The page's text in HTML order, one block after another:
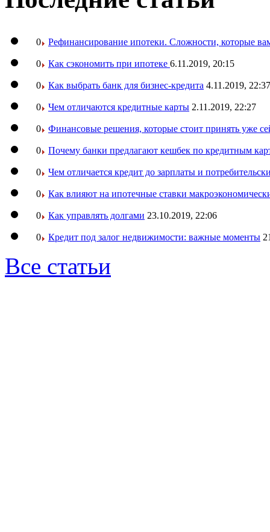
0 Рефинансирование ипотеки. Сложности, которые
0 Как сэкономить при ипотеке 6.11.2019, 20:15
0 Как выбрать банк для бизнес-кредита 4.11.2019, 22:37
0 Чем отличаются кредитные карты 2.11.2019, 22:27
0 Финансовые решения, которые стоит принять уже
0 Почему банки предлагают кешбек по кредитным
0 Чем отличается кредит до зарплаты и
0 Как влияют на ипотечные ставки
0 Как управлять долгами 23.10.2019, 22:06
0 Кредит под залог недвижимости: важные моменты
Все статьи